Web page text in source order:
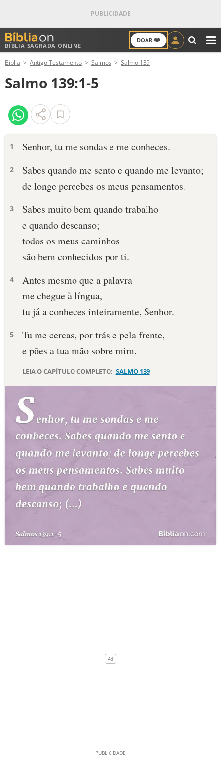
BÍBLIA SAGRADA ONLINE
DOAR ❤️
ANTIGO TESTAMENTO
NOVO TESTAMENTO
VERSÍCULOS
PALAVRA DO DIA
SALMO DO DIA
DEVOCIONAL DIÁRIO
10 MANDAMENTOS
ESBOÇOS DE PREGAÇÃO
TEMAS
PERGUNTE À BÍBLIA
TERMO BÍBLICO
LOJA BÍBLIAON
Bíblia Antigo Testamento Salmos Salmo 139
Salmo 139:1-5
1 Senhor, tu me sondas e me conheces.
2
Sabes quando me sento e quando me levanto;
de longe percebes os meus pensamentos.
3
Sabes muito bem quando trabalho
e quando descanso;
todos os meus caminhos
são bem conhecidos por ti.
4
Antes mesmo que a palavra
me chegue à língua,
tu já a conheces inteiramente, Senhor.
5
Tu me cercas, por trás e pela frente,
e pões a tua mão sobre mim.
LEIA O CAPÍTULO COMPLETO: SALMO 139